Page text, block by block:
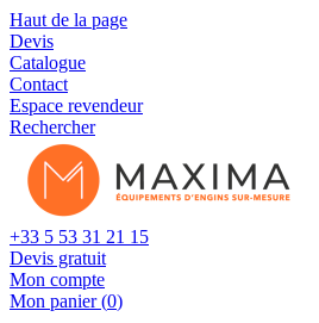
Haut de la page
Devis
Catalogue
Contact
Espace revendeur
Rechercher
+33 5 53 31 21 15
Devis gratuit
Mon compte
Mon panier (0)
Cookies management panel